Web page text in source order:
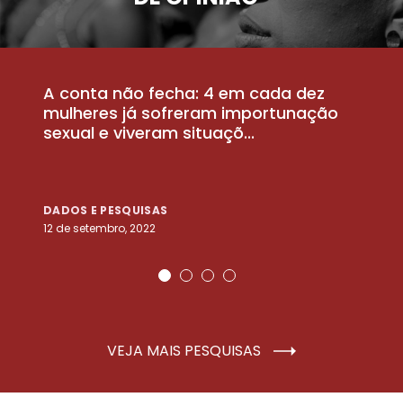
A conta não fecha: 4 em cada dez
mulheres já sofreram importunação
sexual e viveram situaçõ...
DADOS E PESQUISAS
12 de setembro, 2022
VEJA MAIS PESQUISAS